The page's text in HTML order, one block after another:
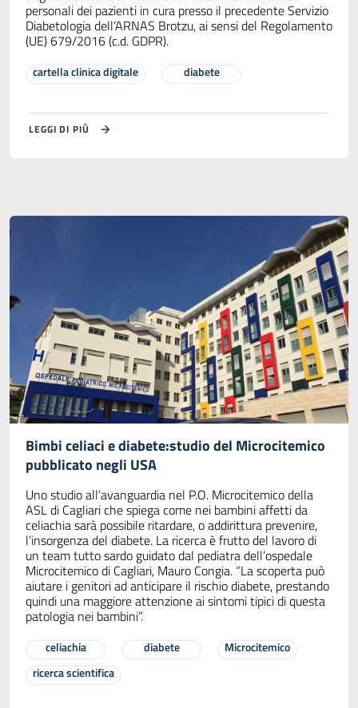
personali dei pazienti in cura presso il precedente Servizio
Diabetologia dell’ARNAS Brotzu, ai sensi del Regolamento
(UE) 679/2016 (c.d. GDPR).
cartella clinica digitale diabete
LEGGI DI PIÙ
Bimbi celiaci e diabete:studio del Microcitemico
pubblicato negli USA
Uno studio all’avanguardia nel P.O. Microcitemico della
ASL di Cagliari che spiega come nei bambini affetti da
celiachia sarà possibile ritardare, o addirittura prevenire,
l’insorgenza del diabete. La ricerca è frutto del lavoro di
un team tutto sardo guidato dal pediatra dell’ospedale
Microcitemico di Cagliari, Mauro Congia. “La scoperta può
aiutare i genitori ad anticipare il rischio diabete, prestando
quindi una maggiore attenzione ai sintomi tipici di questa
patologia nei bambini”.
celiachia diabete
Microcitemico
ricerca scientifica